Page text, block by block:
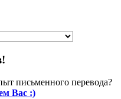
письменного перевода?
Вас :)